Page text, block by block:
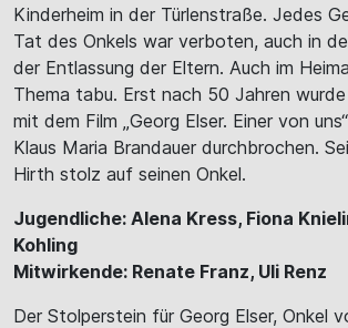
Kinderheim in der Türlenstraße. Jedes
Tat des Onkels war verboten, auch in
der Entlassung der Eltern. Auch im
Thema tabu. Erst nach 50 Jahren
mit dem Film „Georg Elser. Einer von
Klaus Maria Brandauer durchbrochen.
Hirth stolz auf seinen Onkel.
Jugendliche: Alena Kress, Fiona
Kohling
Mitwirkende: Renate Franz, Uli Renz
Der Stolperstein für Georg Elser, Onkel